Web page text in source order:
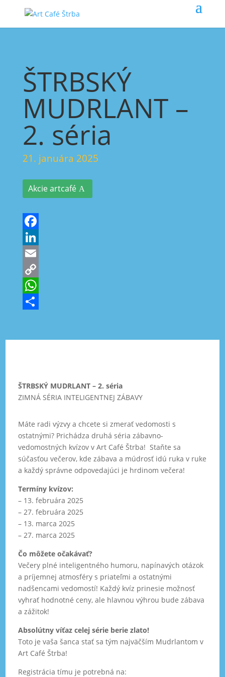
ŠTRBSKÝ
MUDRLANT –
2. séria
21. januára 2025
Akcie artcafé
Facebook
LinkedIn
Email
Copy
Link
WhatsApp
ŠTRBSKÝ MUDRLANT – 2. séria
ZIMNÁ SÉRIA INTELIGENTNEJ ZÁBAVY
Máte radi výzvy a chcete si zmerať vedomosti s
ostatnými? Prichádza druhá séria zábavno-
vedomostných kvízov v Art Café Štrba! Staňte sa
súčasťou večerov, kde zábava a múdrosť idú ruka v ruke
a každý správne odpovedajúci je hrdinom večera!
Termíny kvízov:
– 13. februára 2025
– 27. februára 2025
– 13. marca 2025
– 27. marca 2025
Čo môžete očakávať?
Večery plné inteligentného humoru, napínavých otázok
a príjemnej atmosféry s priateľmi a ostatnými
nadšencami vedomostí! Každý kvíz prinesie možnosť
vyhrať hodnotné ceny, ale hlavnou výhrou bude zábava
a zážitok!
Absolútny víťaz celej série berie zlato!
Toto je vaša šanca stať sa tým najväčším Mudrlantom v
Art Café Štrba!
Registrácia tímu je potrebná na: